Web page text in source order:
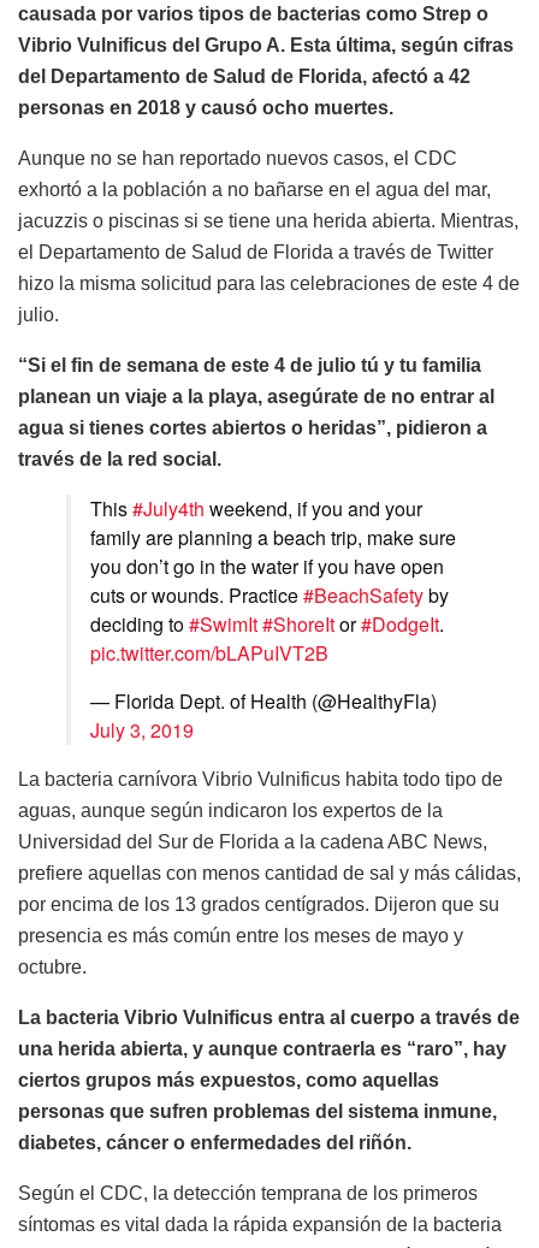
causada por varios tipos de bacterias como Strep o
Vibrio Vulnificus del Grupo A. Esta última, según cifras
del Departamento de Salud de Florida, afectó a 42
personas en 2018 y causó ocho muertes.
Aunque no se han reportado nuevos casos, el CDC
exhortó a la población a no bañarse en el agua del mar,
jacuzzis o piscinas si se tiene una herida abierta. Mientras,
el Departamento de Salud de Florida a través de Twitter
hizo la misma solicitud para las celebraciones de este 4 de
julio.
“Si el fin de semana de este 4 de julio tú y tu familia
planean un viaje a la playa, asegúrate de no entrar al
agua si tienes cortes abiertos o heridas”, pidieron a
través de la red social.
This#July4th weekend, if you and your
family are planning a beach trip, make sure
you don’t go in the water if you have open
cuts or wounds. Practice#BeachSafetyby
deciding to#SwimIt#ShoreItor#DodgeIt.
pic.twitter.com/bLAPuIVT2B
— Florida Dept. of Health (@HealthyFla)
July 3, 2019
La bacteria carnívora Vibrio Vulnificus habita todo tipo de
aguas, aunque según indicaron los expertos de la
Universidad del Sur de Florida a la cadena ABC News,
prefiere aquellas con menos cantidad de sal y más cálidas,
por encima de los 13 grados centígrados. Dijeron que su
presencia es más común entre los meses de mayo y
octubre.
La bacteria Vibrio Vulnificus entra al cuerpo a través de
una herida abierta, y aunque contraerla es “raro”, hay
ciertos grupos más expuestos, como aquellas
personas que sufren problemas del sistema inmune,
diabetes, cáncer o enfermedades del riñón.
Según el CDC, la detección temprana de los primeros
síntomas es vital dada la rápida expansión de la bacteria